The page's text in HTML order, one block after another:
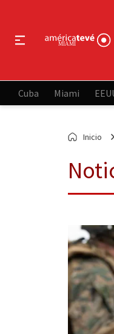
Cuba Miami
Inicio